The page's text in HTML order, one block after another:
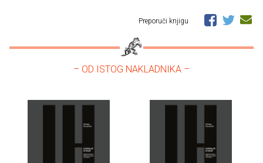
Preporuči knjigu
– OD ISTOG NAKLADNIKA –